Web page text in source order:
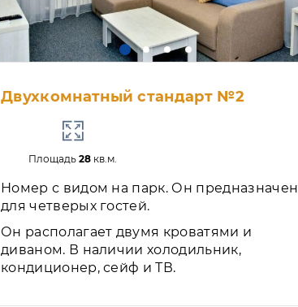
Двухкомнатный стандарт №2
Площадь28 кв.м.
Номер с видом на парк. Он предназначен
для четверых гостей.
Он располагает двумя кроватями и
диваном. В наличии холодильник,
кондиционер, сейф и ТВ.